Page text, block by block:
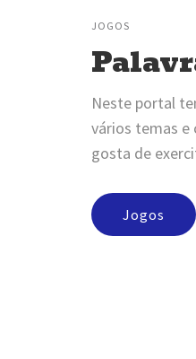
JOGOS
Neste portal
vários temas e
gosta de
Jogos